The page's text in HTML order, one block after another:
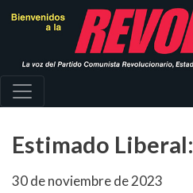
principal
Estimado Liberal:
30 de noviembre de 2023